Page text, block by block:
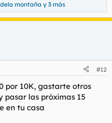
montaña y 3 más
#12
por 10K, gastarte otros
pasar las próximas 15
en tu casa